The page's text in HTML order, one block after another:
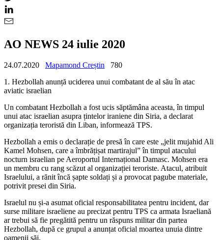
AO NEWS 24 iulie 2020
24.07.2020 Mapamond Creștin
780
1. Hezbollah anunță uciderea unui combatant de al său în atac
aviatic israelian
Un combatant Hezbollah a fost ucis săptămâna aceasta, în timpul
unui atac israelian asupra țintelor iraniene din Siria, a declarat
organizația teroristă din Liban, informează TPS.
Hezbollah a emis o declarație de presă în care este „jelit mujahid Ali
Kamel Mohsen, care a îmbrățișat martirajul” în timpul atacului
nocturn israelian pe Aeroportul Internațional Damasc. Mohsen era
un membru cu rang scăzut al organizației teroriste. Atacul, atribuit
Israelului, a rănit încă șapte soldați și a provocat pagube materiale,
potrivit presei din Siria.
Israelul nu și-a asumat oficial responsabilitatea pentru incident, dar
surse militare israeliene au precizat pentru TPS ca armata Israeliană
ar trebui să fie pregătită pentru un răspuns militar din partea
Hezbollah, după ce grupul a anunțat oficial moartea unuia dintre
oamenii săi.